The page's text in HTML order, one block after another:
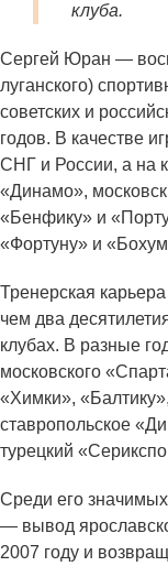
клуба.
Сергей Юран —
луганского)
советских и
годов. В качестве
СНГ и России, а на
«Динамо»,
«Бенфику» и
«Фортуну» и
Тренерская
чем два
клубах. В разные
московского
«Химки»,
ставропольское
турецкий
Среди его
— вывод
2007 году и